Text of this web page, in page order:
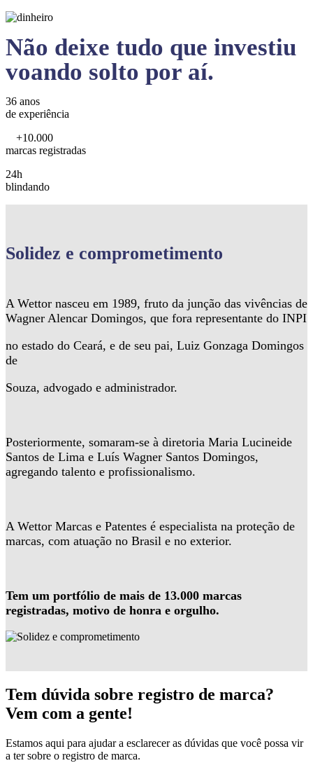
Não deixe tudo que investiu
voando solto por aí.
36 anos
de experiência
+10.000
marcas registradas
24h
blindando
Solidez e comprometimento
A Wettor nasceu em 1989, fruto da junção das vivências de
Wagner Alencar Domingos, que fora representante do INPI
no estado do Ceará, e de seu pai, Luiz Gonzaga Domingos
de
Souza, advogado e administrador.
Posteriormente, somaram-se à diretoria Maria Lucineide
Santos de Lima e Luís Wagner Santos Domingos,
agregando talento e profissionalismo.
A Wettor Marcas e Patentes é especialista na proteção de
marcas, com atuação no Brasil e no exterior.
Tem um portfólio de mais de 13.000 marcas
registradas, motivo de honra e orgulho.
Tem dúvida sobre registro de marca?
Vem com a gente!
Estamos aqui para ajudar a esclarecer as dúvidas que você possa vir
a ter sobre o registro de marca.